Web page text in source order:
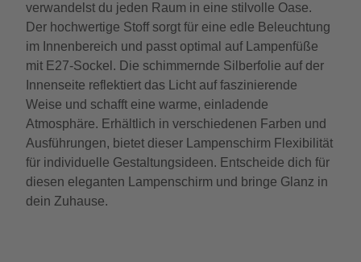
verwandelst du jeden Raum in eine stilvolle Oase.
Der hochwertige Stoff sorgt für eine edle Beleuchtung
im Innenbereich und passt optimal auf Lampenfüße
mit E27-Sockel. Die schimmernde Silberfolie auf der
Innenseite reflektiert das Licht auf faszinierende
Weise und schafft eine warme, einladende
Atmosphäre. Erhältlich in verschiedenen Farben und
Ausführungen, bietet dieser Lampenschirm Flexibilität
für individuelle Gestaltungsideen. Entscheide dich für
diesen eleganten Lampenschirm und bringe Glanz in
dein Zuhause.